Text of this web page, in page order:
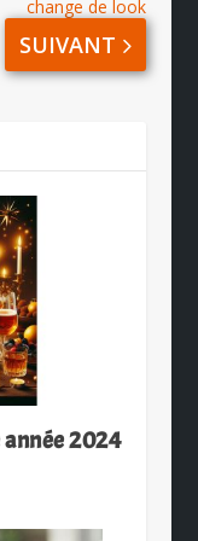
change de look
SUIVANT
2024